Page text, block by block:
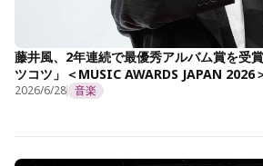
藤井風、2年連続で最優秀アルバム賞を受
ツコツ」＜MUSIC AWARDS JAPAN 2026
2026/6/28 音楽